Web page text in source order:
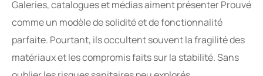
Galeries, catalogues et médias aiment présenter Prouvé
comme un modèle de solidité et de fonctionnalité
parfaite. Pourtant, ils occultent souvent la fragilité des
matériaux et les compromis faits sur la stabilité. Sans